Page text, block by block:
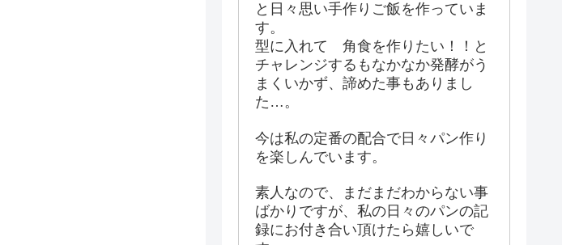
と日々思い手作りご飯を作っていま
す。
型に入れて 角食を作りたい！！と
チャレンジするもなかなか発酵がう
まくいかず、諦めた事もありまし
た…。
今は私の定番の配合で日々パン作り
を楽しんでいます。
素人なので、まだまだわからない事
ばかりですが、私の日々のパンの記
録にお付き合い頂けたら嬉しいで